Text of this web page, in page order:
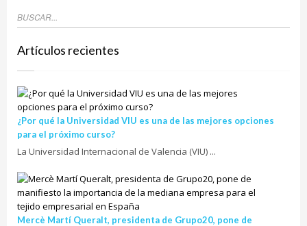
Artículos recientes
¿Por qué la Universidad VIU es una de las mejores opciones
para el próximo curso?
La Universidad Internacional de Valencia (VIU) ...
Mercè Martí Queralt, presidenta de Grupo20, pone de